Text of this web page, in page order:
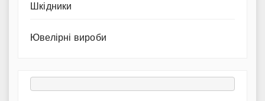
Шкідники
Ювелірні вироби